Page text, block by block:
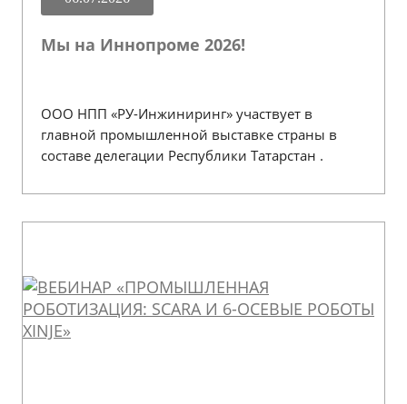
Мы на Иннопроме 2026!
ООО НПП «РУ-Инжиниринг» участвует в
главной промышленной выставке страны в
составе делегации Республики Татарстан .